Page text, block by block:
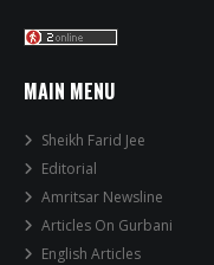
MAIN MENU
Sheikh Farid Jee
Editorial
Amritsar Newsline
Articles On Gurbani
English Articles